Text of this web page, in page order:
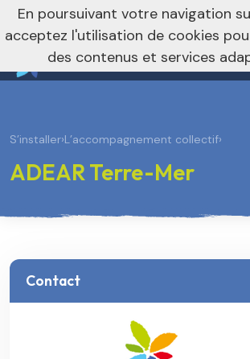
nivo_2026: 1
S’installer›L’accompagnement collectif›
ADEAR Terre-Mer
Contact
En poursuivant votre navigation
acceptez l'utilisation de cookies
des contenus et services